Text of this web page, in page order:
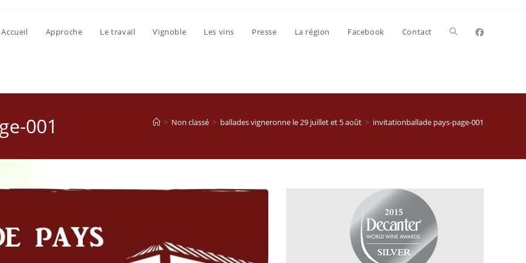
Accueil Approche Le travail Vignoble Les vins Presse La région Facebook Contact Toggle
search
001 > Non classé > ballades vigneronne le 29 juillet et 5 août > invitationballade pays-page-001